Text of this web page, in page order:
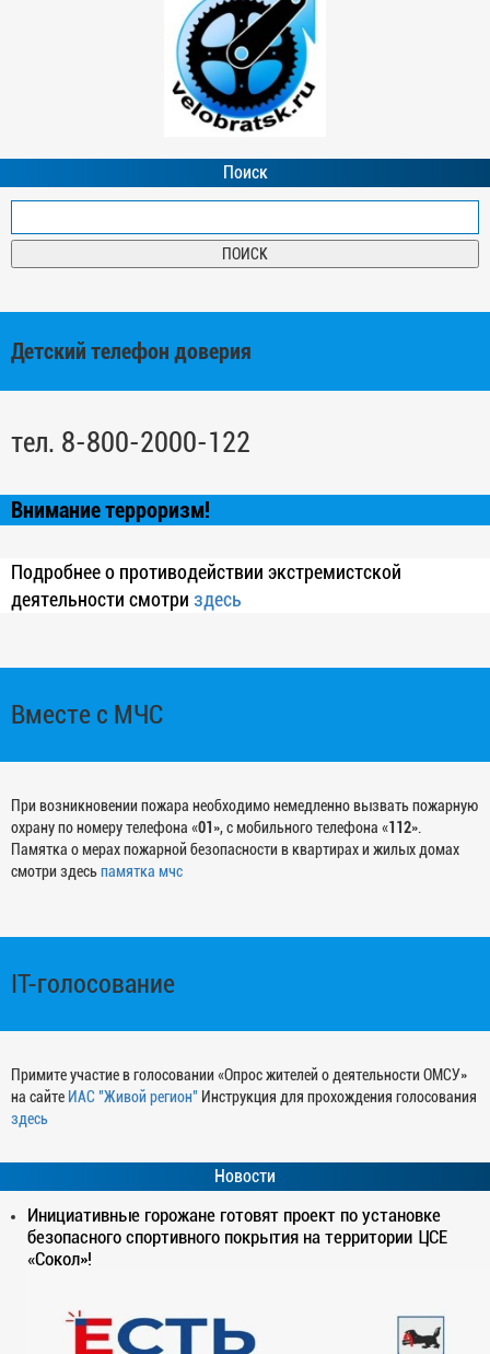
Поиск
Детский телефон доверия
тел. 8-800-2000-122
Внимание терроризм!
Подробнее о противодействии экстремистской
деятельности смотри здесь
Вместе с МЧС
При возникновении пожара необходимо немедленно вызвать пожарную
охрану по номеру телефона «01 », с мобильного телефона «112».
Памятка о мерах пожарной безопасности в квартирах и жилых домах
смотри здесьпамятка мчс
IT-голосование
Примите участие в голосовании «Опрос жителей о деятельности ОМСУ»
на сайте ИАС "Живой регион" Инструкция для прохождения голосования
здесь
Новости
Инициативные горожане готовят проект по установке
безопасного спортивного покрытия на территории ЦСЕ
«Сокол»!